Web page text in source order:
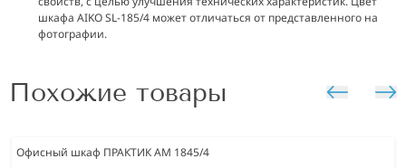
шкафа AIKO SL-185/4 может отличаться от представленного на
фотографии.
Похожие товары
Офисный шкаф ПРАКТИК AM 1845/4